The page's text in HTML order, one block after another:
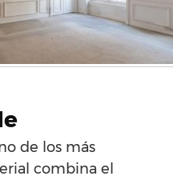
de los más
combina el